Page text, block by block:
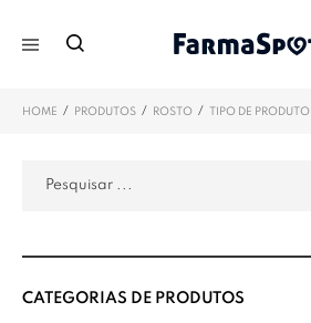
HOME / PRODUTOS / ROSTO / TIPO DE PRODUTO
CATEGORIAS DE PRODUTOS